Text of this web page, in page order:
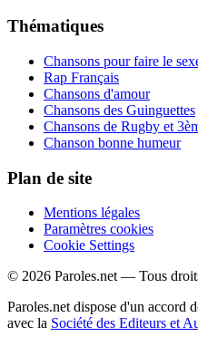
Thématiques
Chansons pour faire le
Rap Français
Chansons d'amour
Chansons des Guinguettes
Chansons de Rugby et
Chanson bonne humeur
Plan de site
Mentions légales
Paramètres cookies
Cookie Settings
© 2026 Paroles.net — Tous
Paroles.net dispose d'un accord
avec la Société des Editeurs et